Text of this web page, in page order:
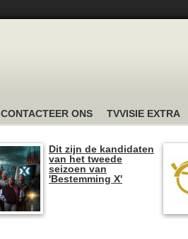
CONTACTEER ONS TVVISIE EXTRA
Dit zijn de kandidaten
van het tweede
seizoen van
'Bestemming X'